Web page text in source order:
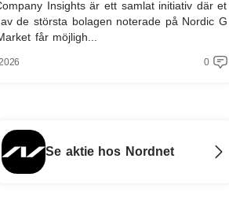
Insights är ett samlat initiativ där et
de största bolagen noterade på Nordic G
får möjligh...
0
Se aktie hos Nordnet